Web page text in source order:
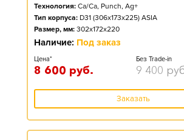
Технология: Ca/Ca, Punch, Ag+
Тип корпуса: D31 (306x173x225) ASIA
Размер, мм: 302x172x220
Наличие: Под заказ
Цена*
8 600 руб.
Без Trade-in
9 400
Заказать